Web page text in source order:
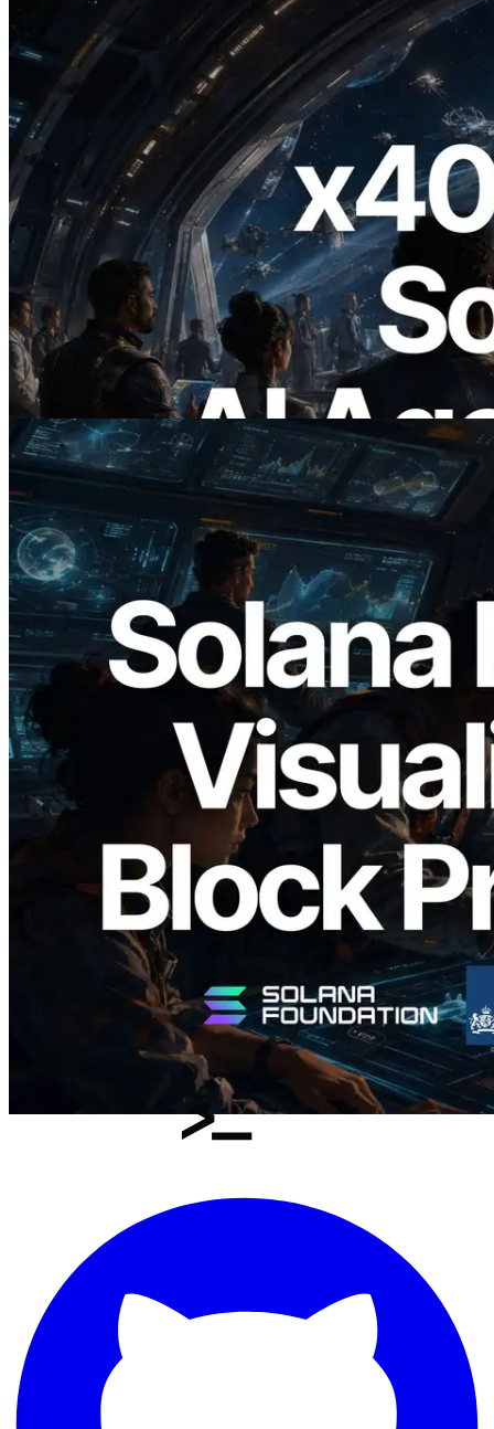
2026.07.04
ERPC lança Solana RPC com suporte a
x402 — A era em que agentes de IA
pagam sob demanda pelas APIs de que
precisam
Ler este artigo
2026.05.24
Validators Solutions lança Solana Block
Analyzer — Visualizando o tempo de
produção de bloco por slot e o validador
responsável